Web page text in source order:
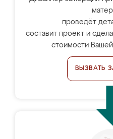
проведёт
составит проект и
стоимости
ВЫЗВАТЬ